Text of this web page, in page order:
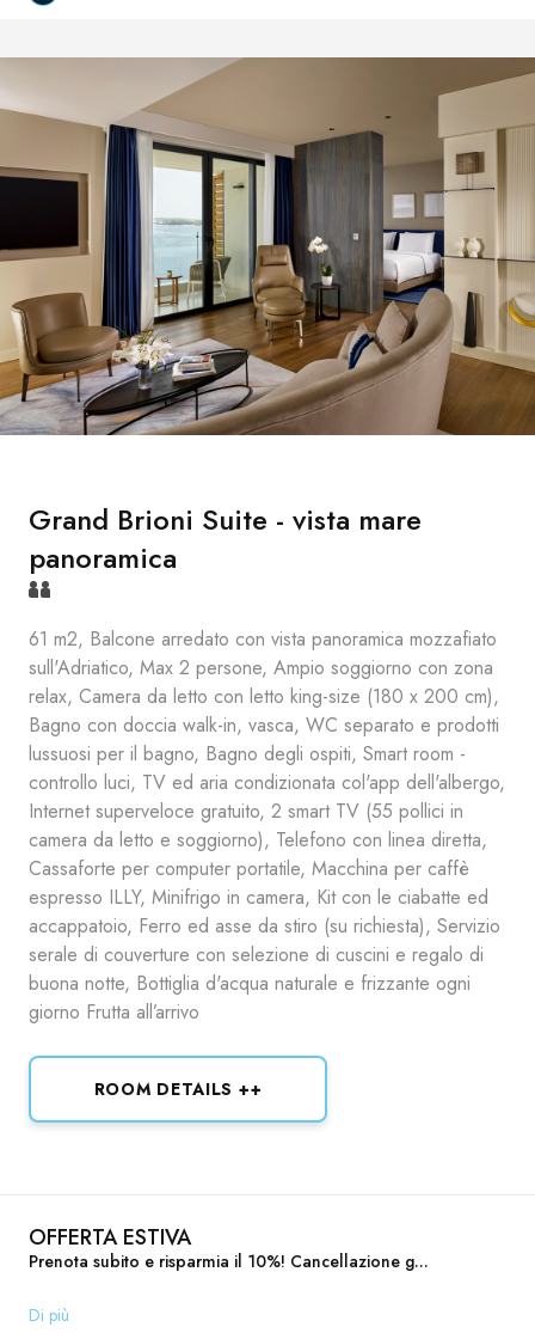
Grand Brioni Suite - vista mare
panoramica
61 m2, Balcone arredato con vista panoramica mozzafiato
sull'Adriatico, Max 2 persone, Ampio soggiorno con zona
relax, Camera da letto con letto king-size (180 x 200 cm),
Bagno con doccia walk-in, vasca, WC separato e prodotti
lussuosi per il bagno, Bagno degli ospiti, Smart room -
controllo luci, TV ed aria condizionata col'app dell'albergo,
Internet superveloce gratuito, 2 smart TV (55 pollici in
camera da letto e soggiorno), Telefono con linea diretta,
Cassaforte per computer portatile, Macchina per caffè
espresso ILLY, Minifrigo in camera, Kit con le ciabatte ed
accappatoio, Ferro ed asse da stiro (su richiesta), Servizio
serale di couverture con selezione di cuscini e regalo di
buona notte, Bottiglia d'acqua naturale e frizzante ogni
giorno Frutta all’arrivo
ROOM DETAILS ++
OFFERTA ESTIVA
Prenota subito e risparmia il 10%! Cancellazione g...
Di più